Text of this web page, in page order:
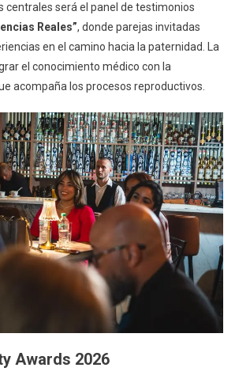
centrales será el panel de testimonios
Reales”, donde parejas invitadas
en el camino hacia la paternidad. La
el conocimiento médico con la
acompaña los procesos reproductivos.
Awards 2026